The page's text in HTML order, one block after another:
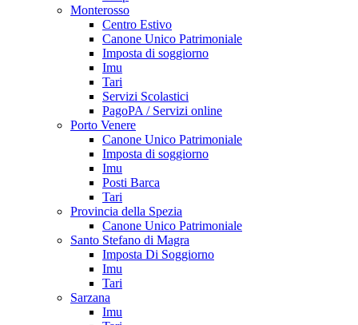
Monterosso
Centro Estivo
Canone Unico Patrimoniale
Imposta di soggiorno
Imu
Tari
Servizi Scolastici
PagoPA / Servizi online
Porto Venere
Canone Unico Patrimoniale
Imposta di soggiorno
Imu
Posti Barca
Tari
Provincia della Spezia
Canone Unico Patrimoniale
Santo Stefano di Magra
Imposta Di Soggiorno
Imu
Tari
Sarzana
Imu